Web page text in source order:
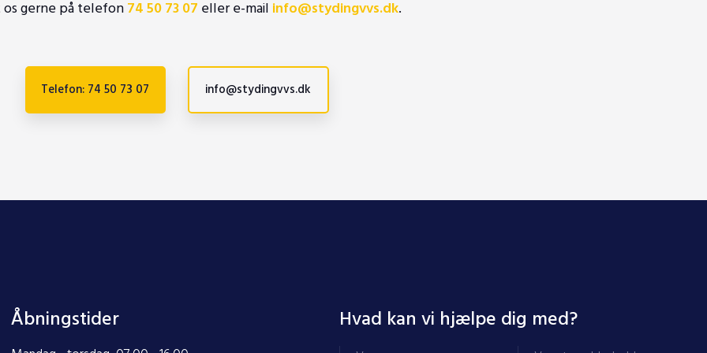
gerne på telefon74 50 73 07eller e-mailinfo@stydingvvs.dk.
Telefon: 74 50 73 07 info@stydingvvs.dk
Åbningstider Hvad kan vi hjælpe dig med?